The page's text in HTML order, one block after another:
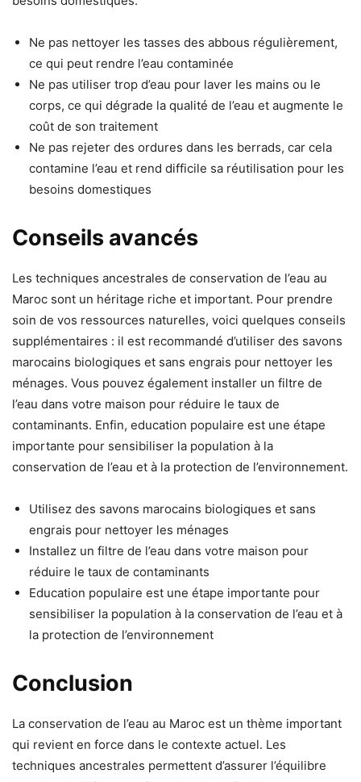
Ne pas nettoyer les tasses des abbous régulièrement,
ce qui peut rendre l’eau contaminée
Ne pas utiliser trop d’eau pour laver les mains ou le
corps, ce qui dégrade la qualité de l’eau et augmente le
coût de son traitement
Ne pas rejeter des ordures dans les berrads, car cela
contamine l’eau et rend difficile sa réutilisation pour les
besoins domestiques
Conseils avancés
Les techniques ancestrales de conservation de l’eau au
Maroc sont un héritage riche et important. Pour prendre
soin de vos ressources naturelles, voici quelques conseils
supplémentaires : il est recommandé d’utiliser des savons
marocains biologiques et sans engrais pour nettoyer les
ménages. Vous pouvez également installer un filtre de
l’eau dans votre maison pour réduire le taux de
contaminants. Enfin, education populaire est une étape
importante pour sensibiliser la population à la
conservation de l’eau et à la protection de l’environnement.
Utilisez des savons marocains biologiques et sans
engrais pour nettoyer les ménages
Installez un filtre de l’eau dans votre maison pour
réduire le taux de contaminants
Education populaire est une étape importante pour
sensibiliser la population à la conservation de l’eau et à
la protection de l’environnement
Conclusion
La conservation de l’eau au Maroc est un thème important
qui revient en force dans le contexte actuel. Les
techniques ancestrales permettent d’assurer l’équilibre